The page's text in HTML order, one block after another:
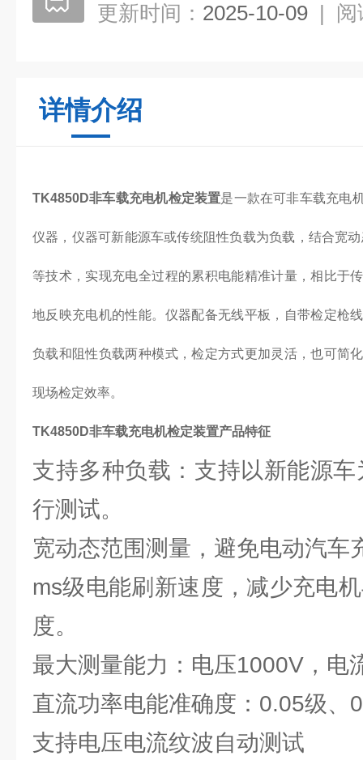
更新时间： 2025-10-09 | 阅
详情介绍
TK4850D非车载充电机检定装置是一款在可非车载充电
仪器，仪器可新能源车或传统阻性负载为负载，结合宽
等技术，实现充电全过程的累积电能精准计量，相比于
地反映充电机的性能。仪器配备无线平板，自带检定枪
负载和阻性负载两种模式，检定方式更加灵活，也可简
现场检定效率。
TK4850D非车载充电机检定装置产品特征
支持多种负载：支持以新能源
行测试。
宽动态范围测量，避免电动汽
ms级电能刷新速度，减少充电
度。
最大测量能力：电压1000V，电
直流功率电能准确度：0.05级、
支持电压电流纹波自动测试